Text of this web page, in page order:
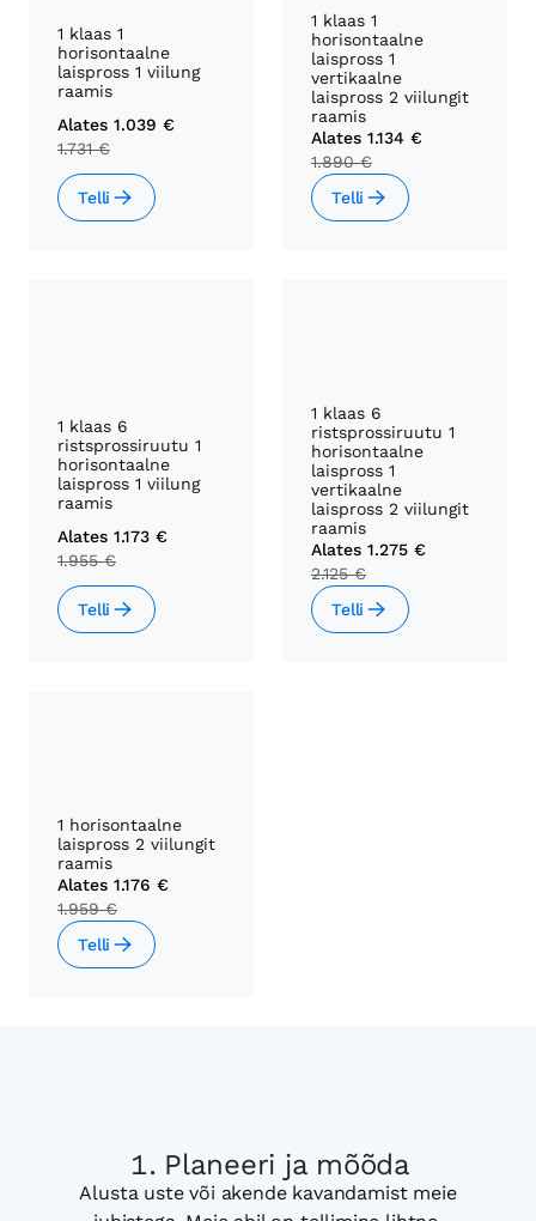
1 klaas 1
horisontaalne
laispross 1 viilung
raamis
Alates 1.039 €
1.731 €
Telli
1 klaas 1
horisontaalne
laispross 1
vertikaalne
laispross 2 viilungit
raamis
Alates 1.134 €
1.890 €
Telli
1 klaas 6
ristsprossiruutu 1
horisontaalne
laispross 1 viilung
raamis
Alates 1.173 €
1.955 €
Telli
1 klaas 6
ristsprossiruutu 1
horisontaalne
laispross 1
vertikaalne
laispross 2 viilungit
raamis
Alates 1.275 €
2.125 €
Telli
1 horisontaalne
laispross 2 viilungit
raamis
Alates 1.176 €
1.959 €
Telli
Planeeri ja mõõda
Alusta uste või akende kavandamist meie